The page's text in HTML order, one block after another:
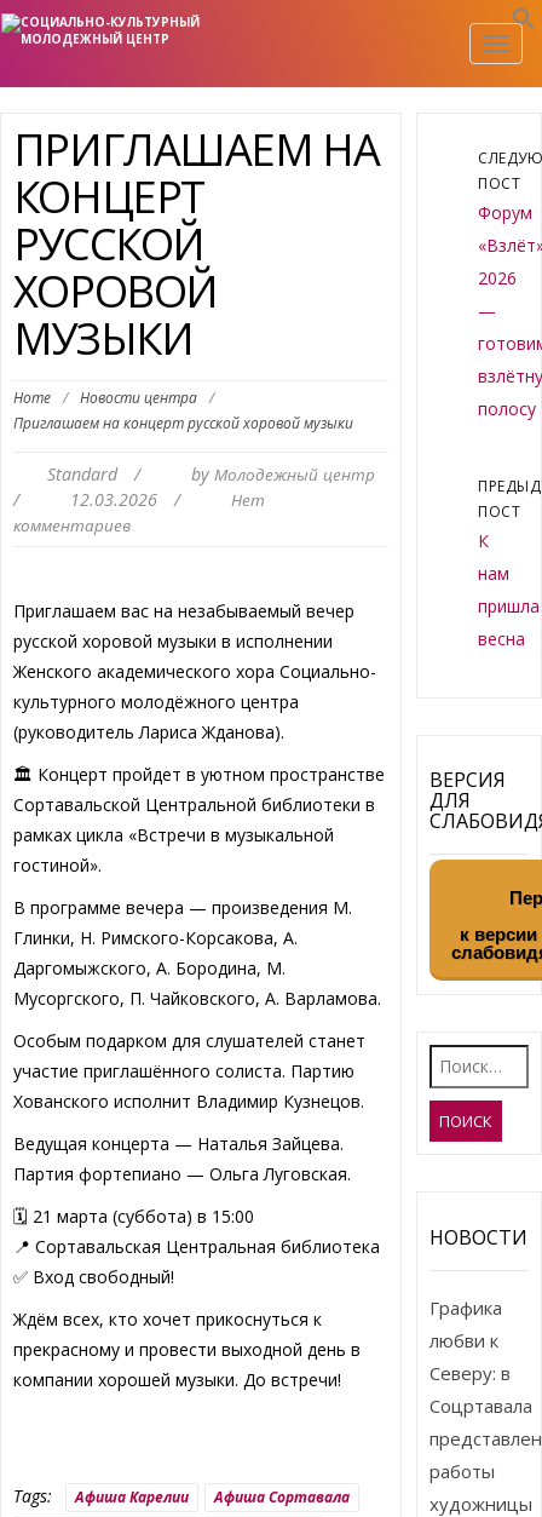
ПРИГЛАШАЕМ НА
КОНЦЕРТ
РУССКОЙ
ХОРОВОЙ
МУЗЫКИ
Home / Новости центра /
Приглашаем на концерт русской хоровой музыки
Standard / by Молодежный центр
/ 12.03.2026 /
Нет
комментариев
Приглашаем вас на незабываемый вечер
русской хоровой музыки в исполнении
Женского академического хора Социально-
культурного молодёжного центра
(руководитель Лариса Жданова).
🏛 Концерт пройдет в уютном пространстве
Сортавальской Центральной библиотеки в
рамках цикла «Встречи в музыкальной
гостиной».
В программе вечера — произведения М.
Глинки, Н. Римского-Корсакова, А.
Даргомыжского, А. Бородина, М.
Мусоргского, П. Чайковского, А. Варламова.
Особым подарком для слушателей станет
участие приглашённого солиста. Партию
Хованского исполнит Владимир Кузнецов.
Ведущая концерта — Наталья Зайцева.
Партия фортепиано — Ольга Луговская.
🗓 21 марта (суббота) в 15:00
📍 Сортавальская Центральная библиотека
✅ Вход свободный!
Ждём всех, кто хочет прикоснуться к
прекрасному и провести выходной день в
компании хорошей музыки. До встречи!
Tags: Афиша Карелии
Афиша Сортавала
ПОСТ
Форум
2026
—
полосу
ПОСТ
К
нам
пришла
весна
ВЕРСИЯ
ДЛЯ
к
Найти:
НОВОСТИ
Графика
любви к
Северу: в
Соцртавала
работы
художницы